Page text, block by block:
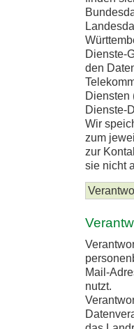
Dienste-
den
Diensten
Dienste-
Wir
zum
zur
sie nicht
Mail-
nutzt.